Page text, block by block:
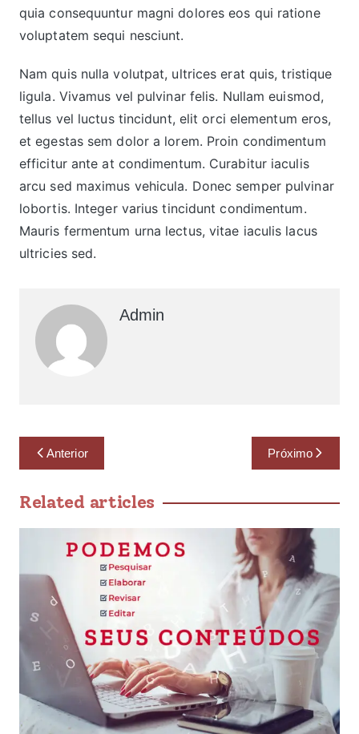
quia consequuntur magni dolores eos qui ratione
voluptatem sequi nesciunt.
Nam quis nulla volutpat, ultrices erat quis, tristique
ligula. Vivamus vel pulvinar felis. Nullam euismod,
tellus vel luctus tincidunt, elit orci elementum eros,
et egestas sem dolor a lorem. Proin condimentum
efficitur ante at condimentum. Curabitur iaculis
arcu sed maximus vehicula. Donec semper pulvinar
lobortis. Integer varius tincidunt condimentum.
Mauris fermentum urna lectus, vitae iaculis lacus
ultricies sed.
Admin
Anterior Próximo
Related articles